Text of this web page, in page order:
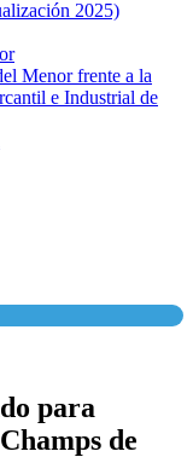
2025)
Menor frente a la
e Industrial de
para
de